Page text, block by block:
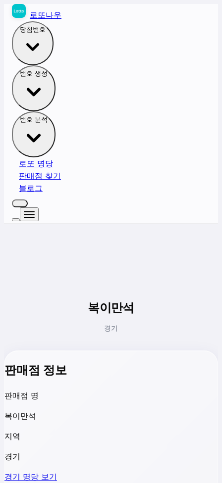
로또나우
당첨번호
번호 생성
번호 분석
로또 명당
판매점 찾기
블로그
복이만석
경기
판매점 정보
판매점 명
복이만석
지역
경기
경기 명당 보기